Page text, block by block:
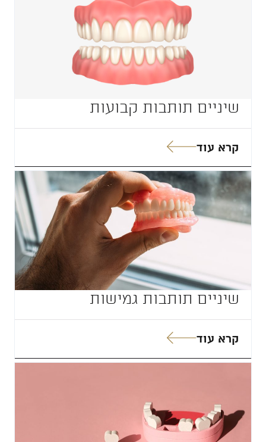
שיניים תותבות קבועות
קרא עוד
שיניים תותבות גמישות
קרא עוד